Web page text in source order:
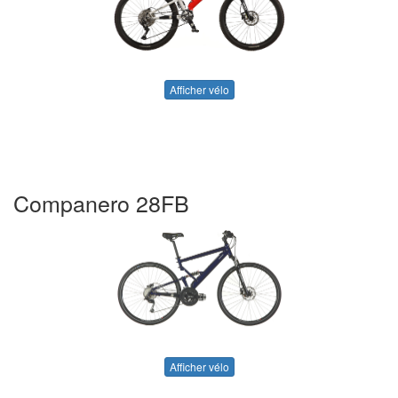
Afficher vélo
Companero 28FB
Afficher vélo